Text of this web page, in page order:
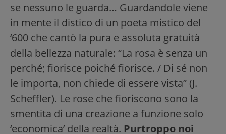
se nessuno le guarda… Guardandole viene
in mente il distico di un poeta mistico del
‘600 che cantò la pura e assoluta gratuità
della bellezza naturale: “La rosa è senza un
perché; fiorisce poiché fiorisce. / Di sé non
le importa, non chiede di essere vista” (J.
Scheffler). Le rose che fioriscono sono la
smentita di una creazione a funzione solo
‘economica’ della realtà. Purtroppo noi